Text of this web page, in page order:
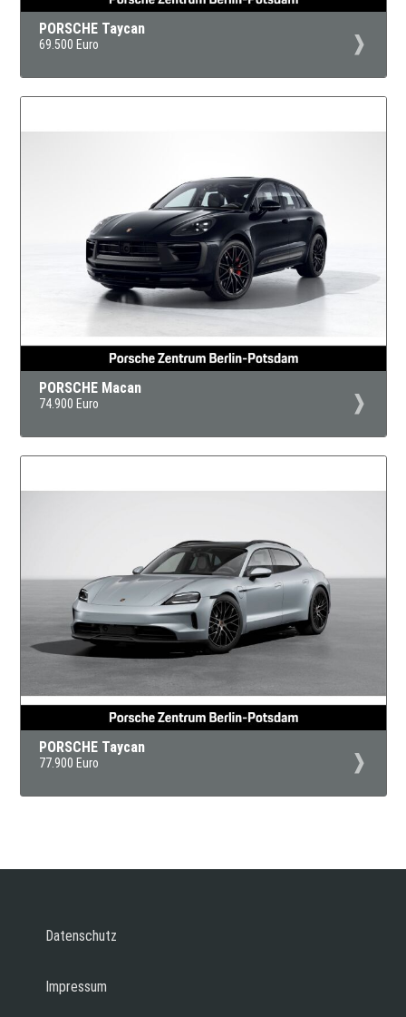
PORSCHE Taycan
69.500 Euro
PORSCHE Macan
74.900 Euro
PORSCHE Taycan
77.900 Euro
Datenschutz
Impressum